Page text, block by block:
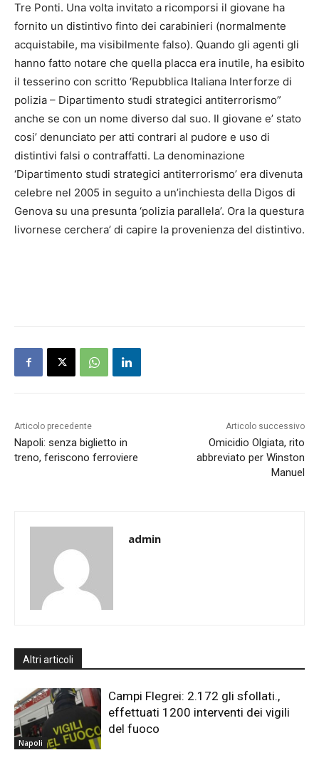
Tre Ponti. Una volta invitato a ricomporsi il giovane ha
fornito un distintivo finto dei carabinieri (normalmente
acquistabile, ma visibilmente falso). Quando gli agenti gli
hanno fatto notare che quella placca era inutile, ha esibito
il tesserino con scritto ‘Repubblica Italiana Interforze di
polizia – Dipartimento studi strategici antiterrorismo”
anche se con un nome diverso dal suo. Il giovane e’ stato
cosi’ denunciato per atti contrari al pudore e uso di
distintivi falsi o contraffatti. La denominazione
‘Dipartimento studi strategici antiterrorismo’ era divenuta
celebre nel 2005 in seguito a un’inchiesta della Digos di
Genova su una presunta ‘polizia parallela’. Ora la questura
livornese cerchera’ di capire la provenienza del distintivo.
Articolo precedente
Napoli: senza biglietto in
treno, feriscono ferroviere
Articolo successivo
Omicidio Olgiata, rito
abbreviato per Winston
Manuel
admin
Altri articoli
Napoli
Campi Flegrei: 2.172 gli sfollati.,
effettuati 1200 interventi dei vigili
del fuoco